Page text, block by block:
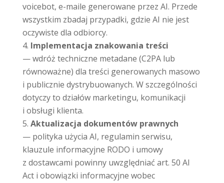
voicebot, e-maile generowane przez AI. Przede
wszystkim zbadaj przypadki, gdzie AI nie jest
oczywiste dla odbiorcy.
Implementacja znakowania treści
— wdróż techniczne metadane (C2PA lub
równoważne) dla treści generowanych masowo
i publicznie dystrybuowanych. W szczególności
dotyczy to działów marketingu, komunikacji
i obsługi klienta.
Aktualizacja dokumentów prawnych
— polityka użycia AI, regulamin serwisu,
klauzule informacyjne RODO i umowy
z dostawcami powinny uwzględniać art. 50 AI
Act i obowiązki informacyjne wobec